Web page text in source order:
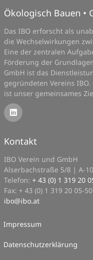
Ökologisch Bauen •
Das IBO erforscht als
die Wechselwirkungen
Eine der zentralen
Förderung der
GmbH ist das
gegründeten Vereins
ist unser gemeinsames
Kontakt
IBO Verein und GmbH
Alserbachstraße 5/8 | A-
Telefon: + 43 (0) 1 319 20
Fax: + 43 (0) 1 319 20 05-50
ibo@ibo.at
Impressum
Datenschutzerklärung